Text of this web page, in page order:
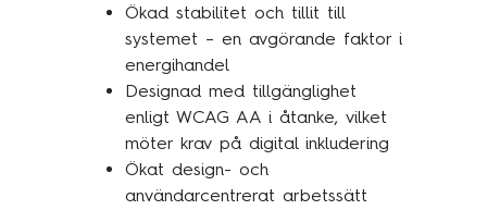
Ökad stabilitet och tillit till
systemet – en avgörande faktor i
energihandel
Designad med tillgänglighet
enligt WCAG AA i åtanke, vilket
möter krav på digital inkludering
Ökat design- och
användarcentrerat arbetssätt